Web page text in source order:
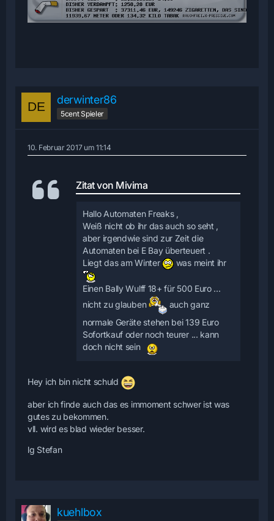
derwinter86
5cent Spieler
10. Februar 2017 um 11:14
Zitat von Mivima
Hallo Automaten Freaks ,
Weiß nicht ob ihr das auch so seht ,
aber irgendwie sind zur Zeit die
Automaten bei E Bay überteuert .
Liegt das am Winter
was meint ihr
Einen Bally Wulff 18+ für 500 Euro ...
nicht zu glauben
auch ganz
normale Geräte stehen bei 139 Euro
Sofortkauf oder noch teurer ... kann
doch nicht sein
Hey ich bin nicht schuld
aber ich finde auch das es immoment schwer ist was
gutes zu bekommen.
vll. wird es blad wieder besser.
lg Stefan
kuehlbox